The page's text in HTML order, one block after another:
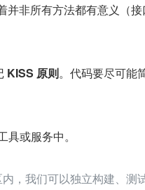
并非所有方法都有意义（接
KISS 原则。代码要尽可能
或服务中。
，我们可以独立构建、测试